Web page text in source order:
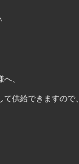
、
供給できますので、